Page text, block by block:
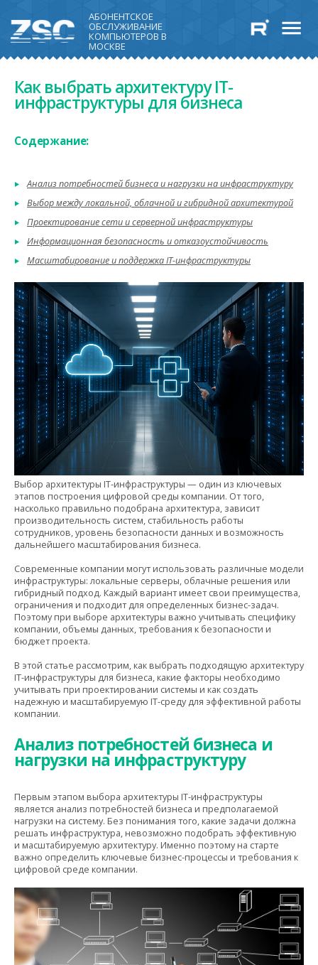
АБОНЕНТСКОЕ
ОБСЛУЖИВАНИЕ
КОМПЬЮТЕРОВ В
МОСКВЕ
Как выбрать архитектуру IT-
инфраструктуры для бизнеса
Содержание:
Анализ потребностей бизнеса и нагрузки на инфраструктуру
Выбор между локальной, облачной и гибридной архитектурой
Проектирование сети и серверной инфраструктуры
Информационная безопасность и отказоустойчивость
Масштабирование и поддержка IT-инфраструктуры
Выбор архитектуры IT-инфраструктуры — один из ключевых
этапов построения цифровой среды компании. От того,
насколько правильно подобрана архитектура, зависит
производительность систем, стабильность работы
сотрудников, уровень безопасности данных и возможность
дальнейшего масштабирования бизнеса.
Современные компании могут использовать различные модели
инфраструктуры: локальные серверы, облачные решения или
гибридный подход. Каждый вариант имеет свои преимущества,
ограничения и подходит для определенных бизнес-задач.
Поэтому при выборе архитектуры важно учитывать специфику
компании, объемы данных, требования к безопасности и
бюджет проекта.
В этой статье рассмотрим, как выбрать подходящую архитектуру
IT-инфраструктуры для бизнеса, какие факторы необходимо
учитывать при проектировании системы и как создать
надежную и масштабируемую IT-среду для эффективной работы
компании.
Анализ потребностей бизнеса и
нагрузки на инфраструктуру
Первым этапом выбора архитектуры IT-инфраструктуры
является анализ потребностей бизнеса и предполагаемой
нагрузки на систему. Без понимания того, какие задачи должна
решать инфраструктура, невозможно подобрать эффективную
и масштабируемую архитектуру. Именно поэтому на старте
важно определить ключевые бизнес-процессы и требования к
цифровой среде компании.